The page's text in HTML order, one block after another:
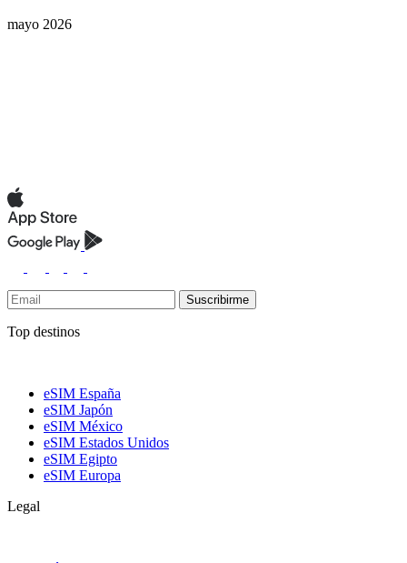
mayo 2026
Suscribirme
Top destinos
eSIM España
eSIM Japón
eSIM México
eSIM Estados Unidos
eSIM Egipto
eSIM Europa
Legal